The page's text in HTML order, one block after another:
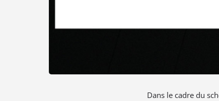
Dans le cadre du